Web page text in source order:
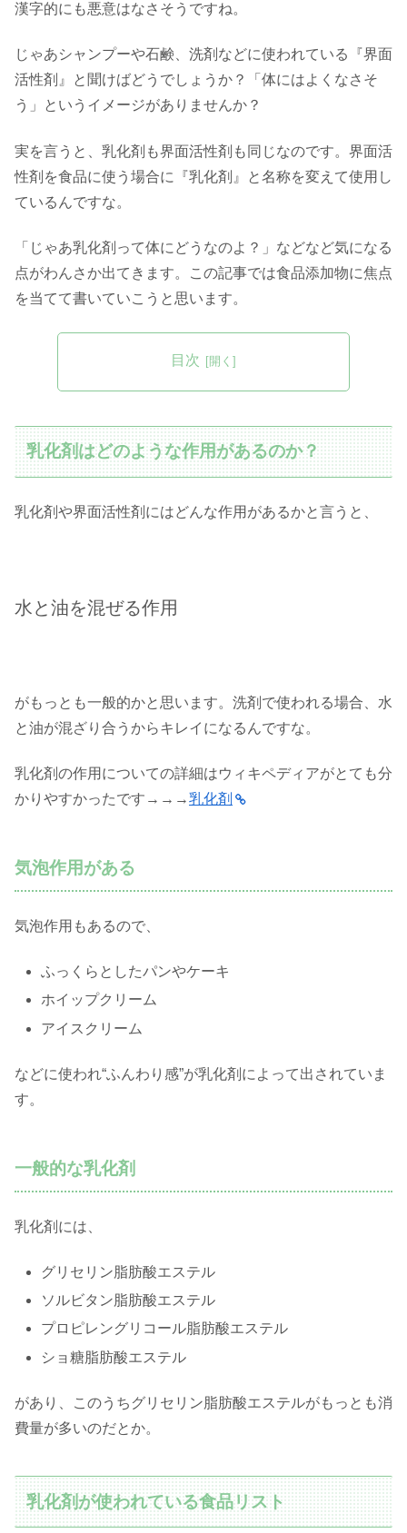
漢字的にも悪意はなさそうですね。
じゃあシャンプーや石鹸、洗剤などに使われている『界面
活性剤』と聞けばどうでしょうか？「体にはよくなさそ
う」というイメージがありませんか？
実を言うと、乳化剤も界面活性剤も同じなのです。界面活
性剤を食品に使う場合に『乳化剤』と名称を変えて使用し
ているんですな。
「じゃあ乳化剤って体にどうなのよ？」などなど気になる
点がわんさか出てきます。この記事では食品添加物に焦点
を当てて書いていこうと思います。
目次
乳化剤はどのような作用があるのか？
乳化剤や界面活性剤にはどんな作用があるかと言うと、
水と油を混ぜる作用
がもっとも一般的かと思います。洗剤で使われる場合、水
と油が混ざり合うからキレイになるんですな。
乳化剤の作用についての詳細はウィキペディアがとても分
かりやすかったです→→→乳化剤
気泡作用がある
気泡作用もあるので、
ふっくらとしたパンやケーキ
ホイップクリーム
アイスクリーム
などに使われ“ふんわり感”が乳化剤によって出されていま
す。
一般的な乳化剤
乳化剤には、
グリセリン脂肪酸エステル
ソルビタン脂肪酸エステル
プロピレングリコール脂肪酸エステル
ショ糖脂肪酸エステル
があり、このうちグリセリン脂肪酸エステルがもっとも消
費量が多いのだとか。
乳化剤が使われている食品リスト